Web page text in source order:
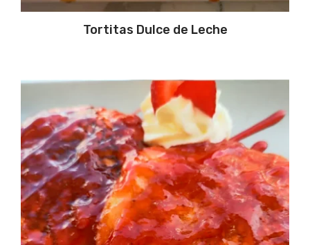
Tortitas Dulce de Leche